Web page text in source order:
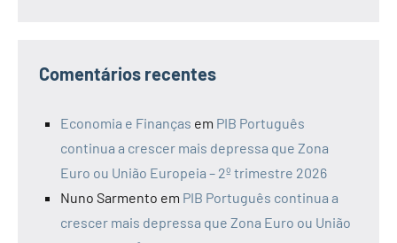
Comentários recentes
Economia e Finanças em PIB Português
continua a crescer mais depressa que Zona
Euro ou União Europeia – 2º trimestre 2026
Nuno Sarmento em PIB Português continua a
crescer mais depressa que Zona Euro ou União